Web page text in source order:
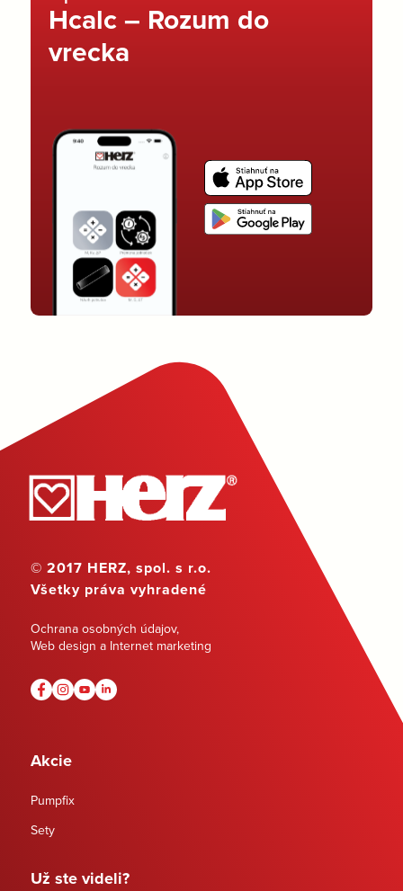
Hcalc – Rozum do
vrecka
© 2017 HERZ, spol. s r.o.
Všetky práva vyhradené
Ochrana osobných údajov,
Web design a Internet marketing
Akcie
Pumpfix
Sety
Už ste videli?